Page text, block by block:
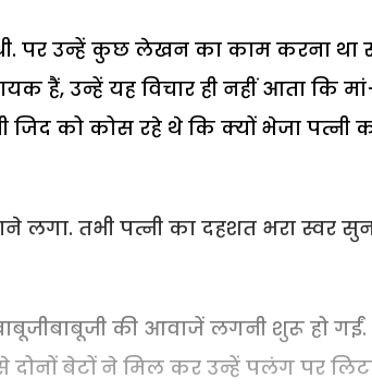
पर उन्हें कुछ लेखन का काम करना था
हैं, उन्हें यह विचार ही नहीं आता कि
को कोस रहे थे कि क्यों भेजा पत्नी
लगा. तभी पत्नी का दहशत भरा स्वर
की आवाजें लगनी शुरू हो गईं.
बेटों ने मिल कर उन्हें पलंग पर